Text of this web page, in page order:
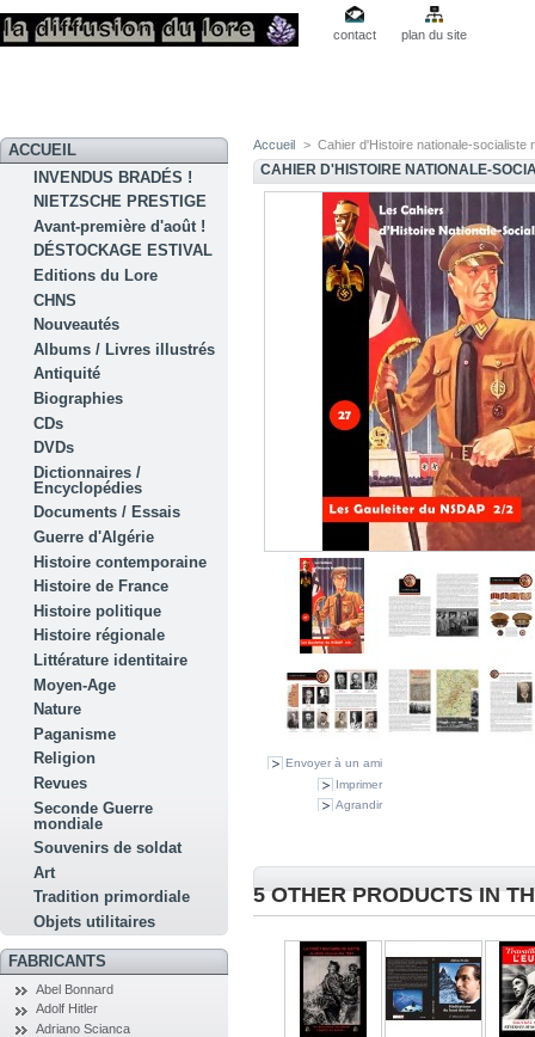
contact plan du site
ACCUEIL
INVENDUS BRADÉS !
NIETZSCHE PRESTIGE
Avant-première d'août !
DÉSTOCKAGE ESTIVAL
Editions du Lore
CHNS
Nouveautés
Albums / Livres illustrés
Antiquité
Biographies
CDs
DVDs
Dictionnaires /
Encyclopédies
Documents / Essais
Guerre d'Algérie
Histoire contemporaine
Histoire de France
Histoire politique
Histoire régionale
Littérature identitaire
Moyen-Age
Nature
Paganisme
Religion
Revues
Seconde Guerre
mondiale
Souvenirs de soldat
Art
Tradition primordiale
Objets utilitaires
FABRICANTS
Abel Bonnard
Adolf Hitler
Adriano Scianca
Accueil > Cahier d'Histoire nationale-socialiste
CAHIER D'HISTOIRE NATIONALE-
Envoyer à un ami
Imprimer
Agrandir
5 OTHER PRODUCTS IN